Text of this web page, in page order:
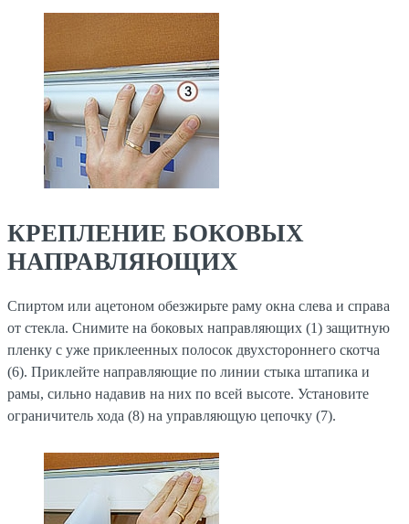
КРЕПЛЕНИЕ БОКОВЫХ
НАПРАВЛЯЮЩИХ
Спиртом или ацетоном обезжирьте раму окна слева и справа
от стекла. Снимите на боковых направляющих (1) защитную
пленку с уже приклеенных полосок двухстороннего скотча
(6). Приклейте направляющие по линии стыка штапика и
рамы, сильно надавив на них по всей высоте. Установите
ограничитель хода (8) на управляющую цепочку (7).